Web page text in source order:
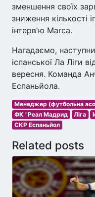
зменшення своїх
зниження кількості
інтерв'ю Marca.
Нагадаємо,
іспанської Ла Ліги
вересня. Команда
Еспаньйола.
Менеджер (футбольна
ФК "Реал Мадрид
Ліга
СКР Еспаньйол
Related posts